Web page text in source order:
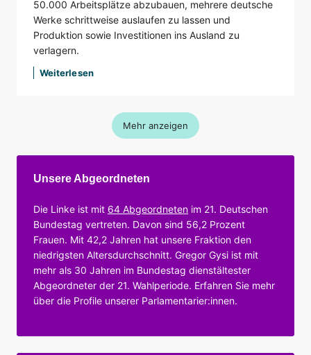
50.000 Arbeitsplätze abzubauen, mehrere deutsche
Werke schrittweise auslaufen zu lassen und
Produktion sowie Investitionen ins Ausland zu
verlagern.
Weiterlesen
Mehr anzeigen
Unsere Abgeordneten
Die Linke ist mit 64 Abgeordneten im 21. Deutschen
Bundestag vertreten. Davon sind 56,2 Prozent
Frauen. Mit 42,2 Jahren hat unsere Fraktion den
niedrigsten Altersdurchschnitt. Gregor Gysi ist mit
mehr als 30 Jahren im Bundestag dienstältester
Abgeordneter der 21. Wahlperiode. Erfahren Sie mehr
über die Profile unserer Parlamentarier:innen.